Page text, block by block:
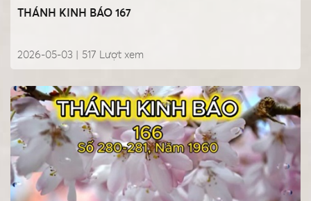
THÁNH KINH BÁO 167
2026-05-03 | Lượt xem
517